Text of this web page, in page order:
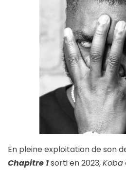
En pleine exploitation de son
Chapitre 1sorti en 2023,Koba